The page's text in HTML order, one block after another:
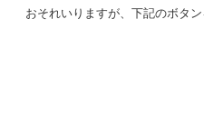
おそれいりますが、下記のボタ